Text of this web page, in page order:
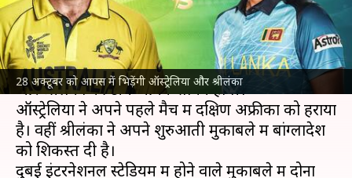
28 अक्टूबर को आपस में भिड़ेंगी ऑस्ट्रेलिया और श्रीलंका
क्या है खबर?
टी-20 विश्व कपके सुपर-12 में गुरुवार मेंऑस्ट्रेलिया
और श्रीलंका की टीमें आमने-सामने होंगी।
ऑस्ट्रेलिया ने अपने पहले मैच में दक्षिण अफ्रीका को हराया
है। वहीं श्रीलंका ने अपने शुरुआती मुकाबले में बांग्लादेश
को शिकस्त दी है।
दुबई इंटरनेशनल स्टेडियम में होने वाले मुकाबले में दोनों